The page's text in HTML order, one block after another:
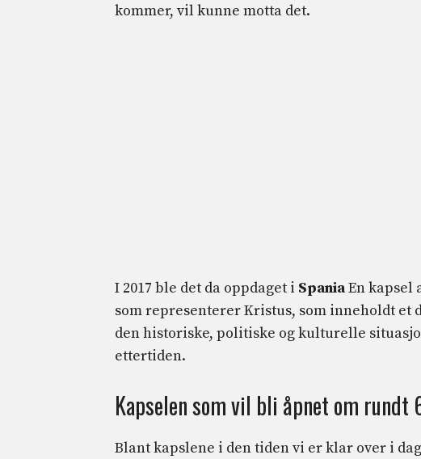
kommer, vil kunne motta det.
I 2017 ble det da oppdaget i SpaniaEn kapsel
som representerer Kristus, som inneholdt
den historiske, politiske og kulturelle
ettertiden.
Kapselen som vil bli åpnet om
Blant kapslene i den tiden vi er klar over i